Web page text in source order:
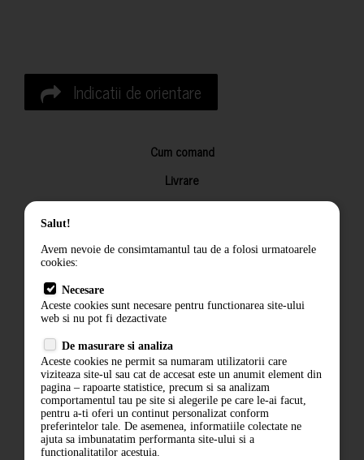
Indicatii de orientare
Cum comand
Livrare
Returnarea produselor
Termeni si conditii
Politica de confidentialitate
ANPC
Salut!
Avem nevoie de consimtamantul tau de a folosi urmatoarele
cookies:
Necesare
Aceste cookies sunt necesare pentru functionarea site-ului
web si nu pot fi dezactivate
De masurare si analiza
Aceste cookies ne permit sa numaram utilizatorii care
viziteaza site-ul sau cat de accesat este un anumit element din
pagina – rapoarte statistice, precum si sa analizam
comportamentul tau pe site si alegerile pe care le-ai facut,
pentru a-ti oferi un continut personalizat conform
preferintelor tale. De asemenea, informatiile colectate ne
ajuta sa imbunatatim performanta site-ului si a
functionalitatilor acestuia.